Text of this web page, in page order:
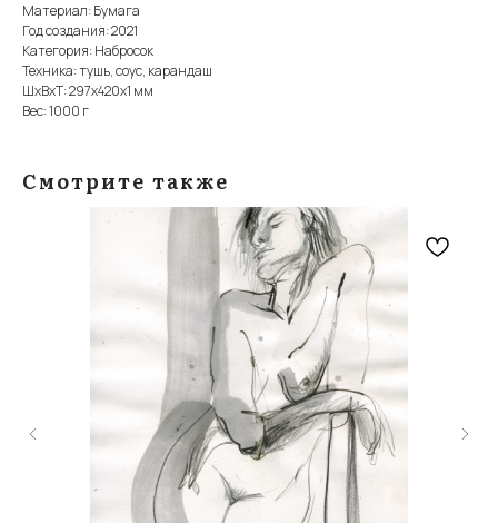
Материал: Бумага
Год создания: 2021
Категория: Набросок
Техника: тушь, соус, карандаш
ШxВxТ: 297x420x1 мм
Вес: 1000 г
Смотрите также